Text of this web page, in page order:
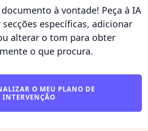
à vontade! Peça à IA
específicas, adicionar
alterar o tom para obter
o que procura.
O MEU PLANO DE
INTERVENÇÃO